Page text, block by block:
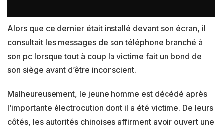
Alors que ce dernier était installé devant son écran, il
consultait les messages de son téléphone branché à
son pc lorsque tout à coup la victime fait un bond de
son siège avant d’être inconscient.
Malheureusement, le jeune homme est décédé après
l’importante électrocution dont il a été victime. De leurs
côtés, les autorités chinoises affirment avoir ouvert une